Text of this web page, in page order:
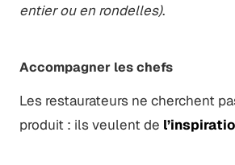
entier ou en rondelles).
Accompagner les chefs
Les restaurateurs ne cherchent
produit : ils veulent de